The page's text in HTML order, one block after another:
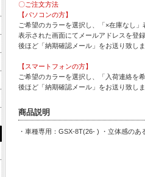
〇ご注文方法
【パソコンの方】
ご希望のカラーを選択し、「×在庫なし
表示された画面にてメールアドレスを登
後ほど「納期確認メール」をお送り致し
【スマートフォンの方】
ご希望のカラーを選択し、「入荷連絡を
後ほど「納期確認メール」をお送り致し
商品説明
・車種専用：GSX-8T(26- ) ・立体感の